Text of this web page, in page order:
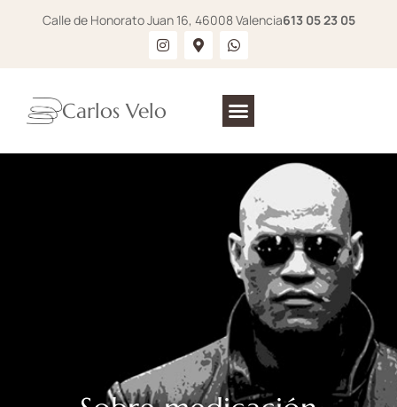
Calle de Honorato Juan 16, 46008 Valencia613 05 23 05
Carlos Velo